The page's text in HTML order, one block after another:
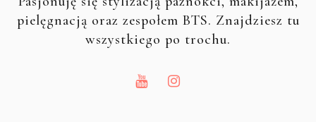
pielęgnacją oraz zespołem BTS. Znajdziesz tu
wszystkiego po trochu.